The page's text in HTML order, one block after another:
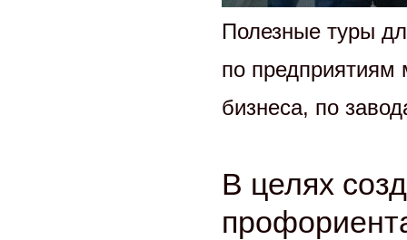
Полезные туры
по предприятиям
бизнеса, по
В целях